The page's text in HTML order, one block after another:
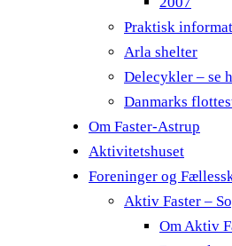
Praktisk
Arla shelter
Delecykler – se
Danmarks
Om Faster-Astrup
Aktivitetshuset
Foreninger og
Aktiv Faster –
Om Aktiv